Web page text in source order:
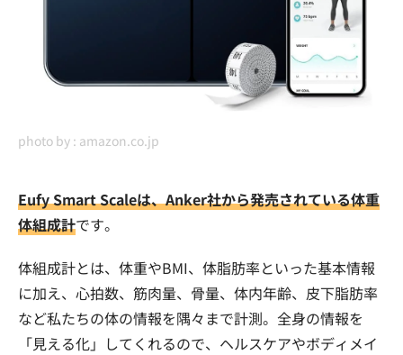
photo by : amazon.co.jp
Eufy Smart Scaleは、Anker社から発売されている体重
体組成計です。
体組成計とは、体重やBMI、体脂肪率といった基本情報
に加え、心拍数、筋肉量、骨量、体内年齢、皮下脂肪率
など私たちの体の情報を隅々まで計測。全身の情報を
「見える化」してくれるので、ヘルスケアやボディメイ